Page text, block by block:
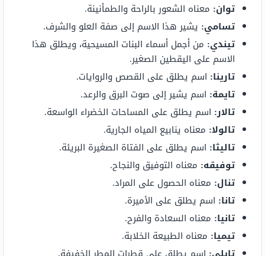
توان: معناه الشعور بالراحة والطمأنينة.
تسامي: يشير هذا الاسم إلى صفة العلو والشرف.
تيندي: من أجمل أسماء البنات المسيحية، ويطلق هذا
الاسم على اليقطين الصغير.
تارينا: اسم يطلق على القصص والروايات.
تايمة: اسم يشير إلى صوت البرق والرعد.
تالار: اسم يطلق على المساحات الخضراء الواسعة.
تالولا: معناه ينابيع المياه الجارية.
تاليثا: اسم يطلق على الفتاة الصغيرة البريئة.
توفيقه: معناه التوفيق والنجاح.
تنال: معناه الحصول على المراد.
تانا: اسم يطلق على الأميرة.
تانيا: معناه السعادة والفرح.
تيميا: معناه الطبيعة الخلابة.